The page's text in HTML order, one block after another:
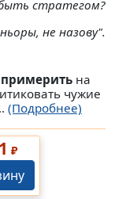
стратегом?
не назову".
примерить на
чужие
(Подробнее)
₽